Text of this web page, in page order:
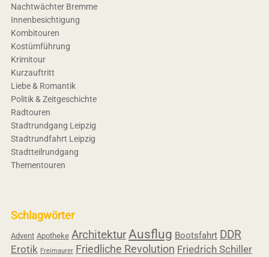
Nachtwächter Bremme
Innenbesichtigung
Kombitouren
Kostümführung
Krimitour
Kurzauftritt
Liebe & Romantik
Politik & Zeitgeschichte
Radtouren
Stadtrundgang Leipzig
Stadtrundfahrt Leipzig
Stadtteilrundgang
Thementouren
Schlagwörter
Advent Apotheke ArchitekturAusflug Bootsfahrt DDR
Erotik Freimaurer Friedliche Revolution Friedrich Schiller